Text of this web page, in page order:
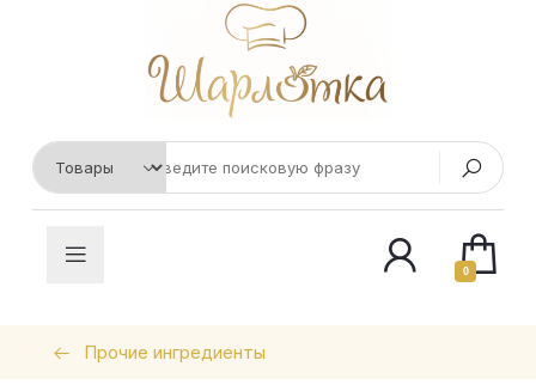
0
Прочие ингредиенты